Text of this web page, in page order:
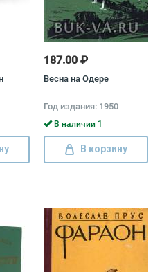
187.00 ₽
Весна на Одере
Год издания: 1950
В наличии 1
В корзину